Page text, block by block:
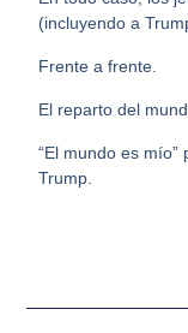
(incluyendo a
Frente a frente.
El reparto del
“El mundo es
Trump.